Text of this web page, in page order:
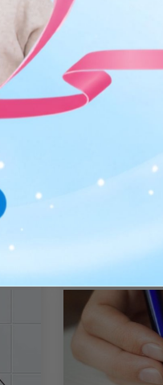
Các
cơn đau